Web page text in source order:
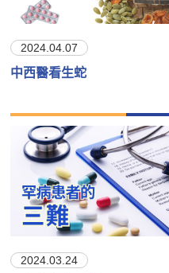
2024.04.07
中西醫看生蛇
2024.03.24